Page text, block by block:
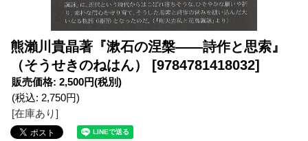
熊瀨川貴晶著『漱石の涅槃――詩作と思索』
（そうせきのねはん） [9784781418032]
販売価格: 2,500円(税別)
(税込: 2,750円)
[在庫あり]